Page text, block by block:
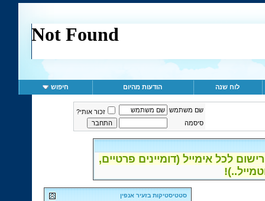
לוח שנה הודעות מהיום חיפוש
שם משתמש
זכור אותי?
סיסמה
לכל אימייל (דומיינים פרטיים,
סטטיסטיקות בזעיר אנפין